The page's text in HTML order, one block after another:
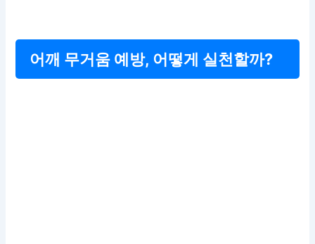
어깨 무거움 예방, 어떻게 실천할까?